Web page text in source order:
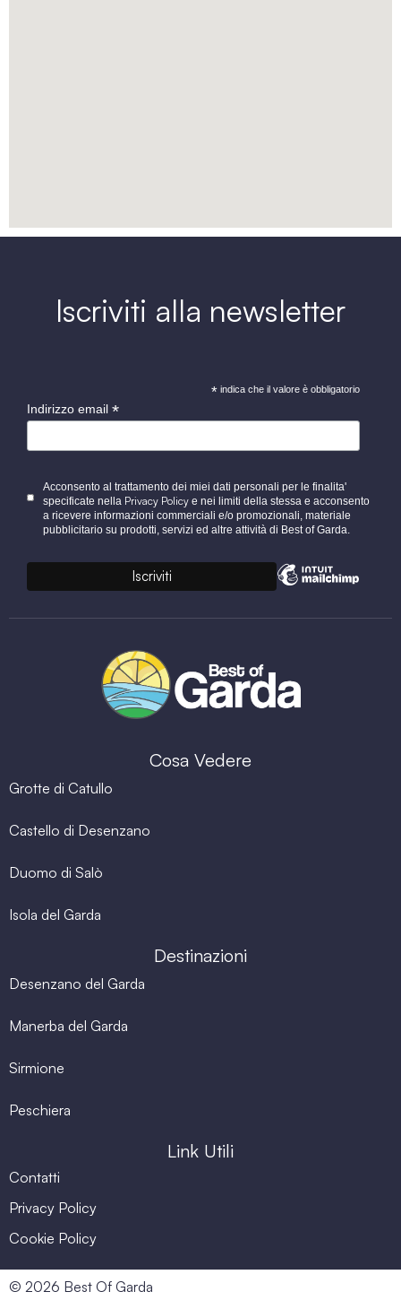
Cosa Vedere
Grotte di Catullo
Castello di Desenzano
Duomo di Salò
Isola del Garda
Destinazioni
Desenzano del Garda
Manerba del Garda
Sirmione
Peschiera
Link Utili
Contatti
Privacy Policy
Cookie Policy
Iscriviti alla newsletter
* indica che il valore è obbligatorio
Indirizzo email *
Acconsento al trattamento dei miei dati personali per le finalita'
specificate nella Privacy Policye nei limiti della stessa e acconsento
a ricevere informazioni commerciali e/o promozionali, materiale
pubblicitario su prodotti, servizi ed altre attività di Best of Garda.
© 2026 Best Of Garda